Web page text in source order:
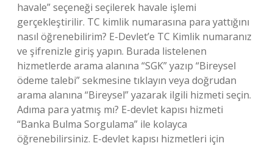
havale” seçeneği seçilerek havale işlemi
gerçekleştirilir. TC kimlik numarasına para yattığını
nasıl öğrenebilirim? E-Devlet’e TC Kimlik numaranız
ve şifrenizle giriş yapın. Burada listelenen
hizmetlerde arama alanına “SGK” yazıp “Bireysel
ödeme talebi” sekmesine tıklayın veya doğrudan
arama alanına “Bireysel” yazarak ilgili hizmeti seçin.
Adıma para yatmış mı? E-devlet kapısı hizmeti
“Banka Bulma Sorgulama” ile kolayca
öğrenebilirsiniz. E-devlet kapısı hizmetleri için